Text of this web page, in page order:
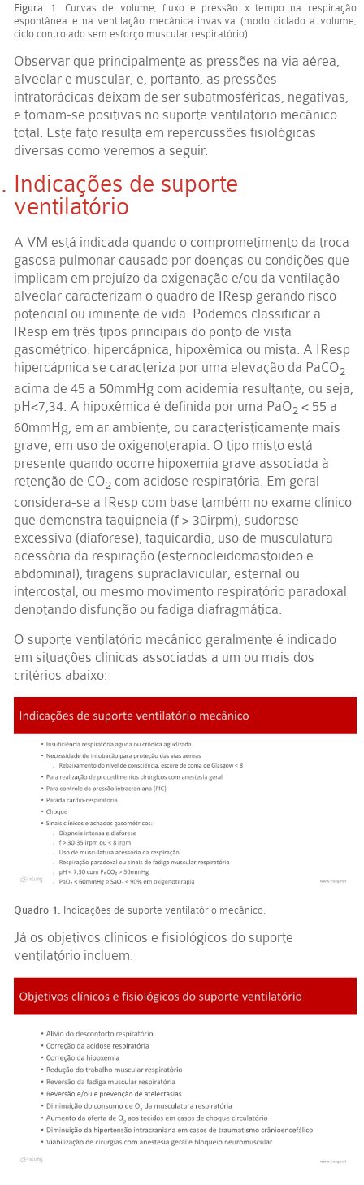
Figura 1.
Curvas de volume, fluxo e pressão x tempo na respiração
espontânea e na ventilação mecânica invasiva (modo ciclado a volume,
ciclo controlado sem esforço muscular respiratório)
Observar que principalmente as pressões na via aérea,
alveolar e muscular, e, portanto, as pressões
intratorácicas deixam de ser subatmosféricas, negativas,
e tornam-se positivas no suporte ventilatório mecânico
total. Este fato resulta em repercussões fisiológicas
diversas como veremos a seguir.
Indicações de suporte
ventilatório
A VM está indicada quando o comprometimento da troca
gasosa pulmonar causado por doenças ou condições que
implicam em prejuízo da oxigenação e/ou da ventilação
alveolar caracterizam o quadro de IResp gerando risco
potencial ou iminente de vida. Podemos classificar a
IResp em três tipos principais do ponto de vista
gasométrico: hipercápnica, hipoxêmica ou mista. A IResp
hipercápnica se caracteriza por uma elevação da PaCO2
acima de 45 a 50mmHg com acidemia resultante, ou seja,
pH<7,34. A hipoxêmica é definida por uma PaO2 < 55 a
60mmHg, em ar ambiente, ou caracteristicamente mais
grave, em uso de oxigenoterapia. O tipo misto está
presente quando ocorre hipoxemia grave associada à
retenção de CO2 com acidose respiratória. Em geral
considera-se a IResp com base também no exame clínico
que demonstra taquipneia (f > 30irpm), sudorese
excessiva (diaforese), taquicardia, uso de musculatura
acessória da respiração (esternocleidomastoideo e
abdominal), tiragens supraclavicular, esternal ou
intercostal, ou mesmo movimento respiratório paradoxal
denotando disfunção ou fadiga diafragmática.
O suporte ventilatório mecânico geralmente é indicado
em situações clínicas associadas a um ou mais dos
critérios abaixo:
Quadro 1. Indicações de suporte ventilatório mecânico.
Já os objetivos clínicos e fisiológicos do suporte
ventilatório incluem: